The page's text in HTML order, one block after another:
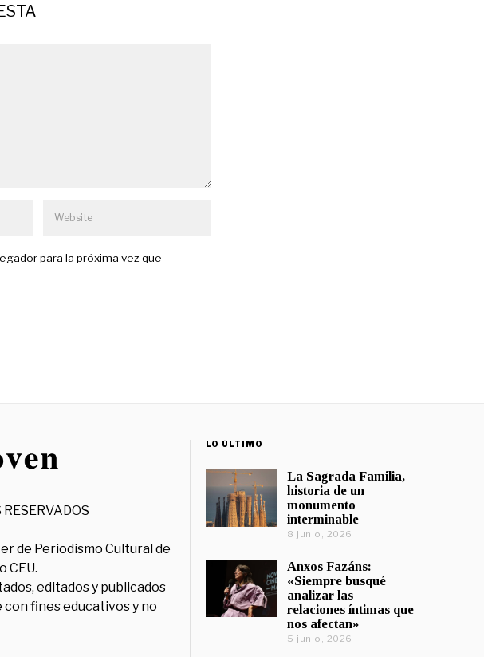
para la próxima vez que
de Periodismo Cultural de
CEU.
editados y publicados
fines educativos y no
LO ÚLTIMO
La Sagrada Familia,
historia de un
monumento
interminable
8 junio, 2026
Anxos Fazáns:
«Siempre busqué
analizar las
relaciones íntimas que
nos afectan»
5 junio, 2026